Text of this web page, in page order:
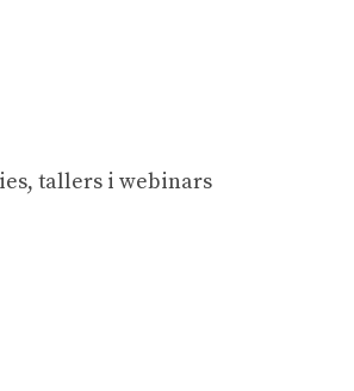
tallers i webinars